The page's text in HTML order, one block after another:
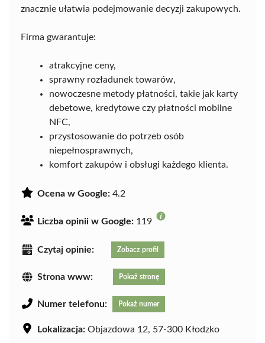
znacznie ułatwia podejmowanie decyzji zakupowych.
Firma gwarantuje:
atrakcyjne ceny,
sprawny rozładunek towarów,
nowoczesne metody płatności, takie jak karty
debetowe, kredytowe czy płatności mobilne
NFC,
przystosowanie do potrzeb osób
niepełnosprawnych,
komfort zakupów i obsługi każdego klienta.
Ocena w Google: 4.2
Liczba opinii w Google: 119
Czytaj opinie: Zobacz profil
Strona www: Pokaż stronę
Numer telefonu: Pokaż numer
Lokalizacja: Objazdowa 12, 57-300 Kłodzko